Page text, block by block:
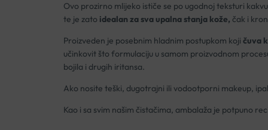
Ovo prozirno mlijeko ističe se po ugodnoj teksturi
te je zato idealan za sva upalna stanja kože, čak i
Proizveden je posebnim hladnim postupkom koji čuva
učinkovit što formulaciju u samom proizvodnom
bojila i drugih iritansa.
Ako nosite teški, dugotrajni ili vodootporni makeup,
Kao i sa svim našim čistačima, ambalaža je potpuno